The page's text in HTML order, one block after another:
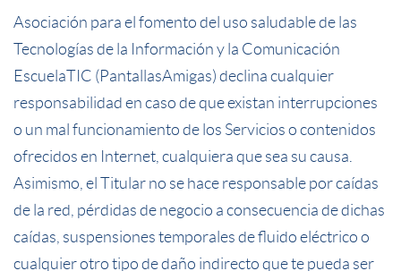
Asociación para el fomento del uso saludable de las
Tecnologías de la Información y la Comunicación
EscuelaTIC (PantallasAmigas) declina cualquier
responsabilidad en caso de que existan interrupciones
o un mal funcionamiento de los Servicios o contenidos
ofrecidos en Internet, cualquiera que sea su causa.
Asimismo, el Titular no se hace responsable por caídas
de la red, pérdidas de negocio a consecuencia de dichas
caídas, suspensiones temporales de fluido eléctrico o
cualquier otro tipo de daño indirecto que te pueda ser